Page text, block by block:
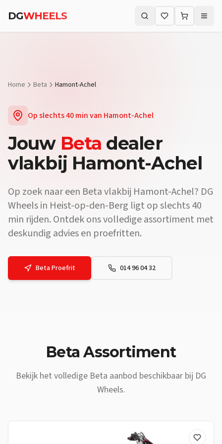
DGWHEELS Zoeken (⌘K)
Home Beta Hamont-Achel
Op slechts40 minvan Hamont-Achel
Jouw Beta dealer
vlakbij Hamont-Achel
Op zoek naar een Betavlakbij Hamont-Achel? DG
Wheels in Heist-op-den-Berg ligt op slechts40
min rijden. Ontdek ons volledige assortiment met
deskundig advies en proefritten.
BetaProefrit 014 96 04 32
Beta Assortiment
Bekijk het volledige Beta aanbod beschikbaar bij DG
Wheels.